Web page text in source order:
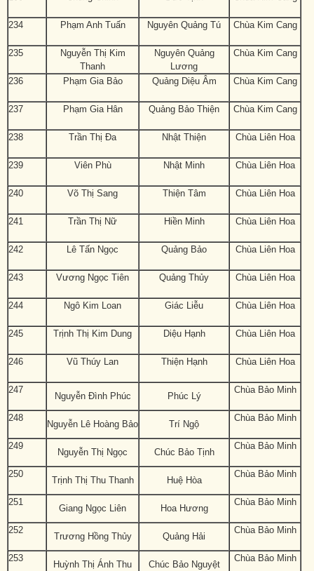
234 Phạm Anh Tuấn Nguyên Quảng Tú Chùa Kim Cang
235
Nguyễn Thị Kim
Thanh
Nguyên Quảng
Lương
Chùa Kim Cang
236 Phạm Gia Bảo Quảng Diệu Âm Chùa Kim Cang
237 Phạm Gia Hân Quảng Bảo Thiện Chùa Kim Cang
238 Trần Thị Đa Nhật Thiện Chùa Liên Hoa
239 Viên Phù Nhật Minh Chùa Liên Hoa
240 Võ Thị Sang Thiện Tâm Chùa Liên Hoa
241 Trần Thị Nữ Hiền Minh Chùa Liên Hoa
242 Lê Tấn Ngọc Quảng Bảo Chùa Liên Hoa
243 Vương Ngọc Tiên Quảng Thủy Chùa Liên Hoa
244 Ngô Kim Loan Giác Liễu Chùa Liên Hoa
245 Trịnh Thị Kim Dung Diệu Hạnh Chùa Liên Hoa
246 Vũ Thúy Lan Thiện Hạnh Chùa Liên Hoa
247
Nguyễn Đình Phúc Phúc Lý
Chùa Bảo Minh
248
Nguyễn Lê Hoàng Bảo Trí Ngộ
Chùa Bảo Minh
249
Nguyễn Thị Ngọc Chúc Bảo Tịnh
Chùa Bảo Minh
250
Trịnh Thị Thu Thanh Huệ Hòa
Chùa Bảo Minh
251
Giang Ngọc Liên Hoa Hương
Chùa Bảo Minh
252
Trương Hồng Thủy Quảng Hải
Chùa Bảo Minh
253
Huỳnh Thị Ánh Thu Chúc Bảo Nguyệt
Chùa Bảo Minh